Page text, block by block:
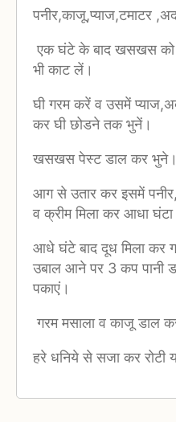
पनीर,काजू,प्याज,टमाटर
एक घंटे के बाद खसखस को
भी काट लें।
घी गरम करें व उसमें
कर घी छोडने तक भुनें।
खसखस पेस्ट डाल कर भुने।
आग से उतार कर इसमें
व क्रीम मिला कर आधा
आधे घंटे बाद दूध मिला कर
उबाल आने पर 3 कप पानी
पकाएं।
गरम मसाला व काजू डाल
हरे धनिये से सजा कर रोटी